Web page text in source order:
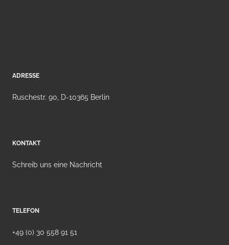
ADRESSE
Ruschestr. 90, D-10365 Berlin
KONTAKT
Schreib uns eine Nachricht
TELEFON
+49 (0) 30 558 91 51